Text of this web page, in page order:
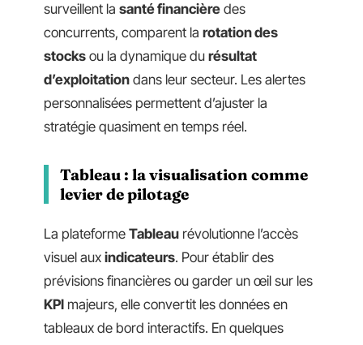
surveillent la santé financière des
concurrents, comparent la rotation des
stocks ou la dynamique du résultat
d’exploitation dans leur secteur. Les alertes
personnalisées permettent d’ajuster la
stratégie quasiment en temps réel.
Tableau : la visualisation comme
levier de pilotage
La plateforme Tableau révolutionne l’accès
visuel aux indicateurs. Pour établir des
prévisions financières ou garder un œil sur les
KPI majeurs, elle convertit les données en
tableaux de bord interactifs. En quelques